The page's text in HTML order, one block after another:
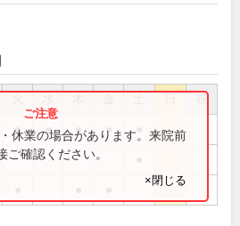
祝
● ● ● ●
休業の場合があります。来院前
ご確認ください。
×閉じる